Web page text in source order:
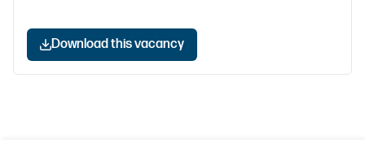
Download this vacancy